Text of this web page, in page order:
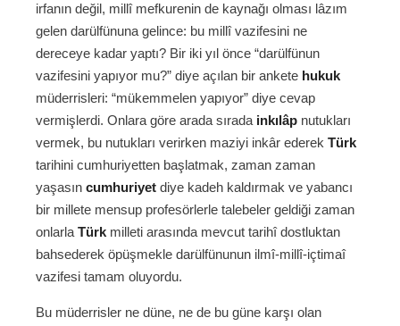
irfanın değil, millî mefkurenin de kaynağı olması lâzım
gelen darülfünuna gelince: bu millî vazifesini ne
dereceye kadar yaptı? Bir iki yıl önce “darülfünun
vazifesini yapıyor mu?” diye açılan bir ankete hukuk
müderrisleri: “mükemmelen yapıyor” diye cevap
vermişlerdi. Onlara göre arada sırada inkılâp nutukları
vermek, bu nutukları verirken maziyi inkâr ederek Türk
tarihini cumhuriyetten başlatmak, zaman zaman
yaşasın cumhuriyet diye kadeh kaldırmak ve yabancı
bir millete mensup profesörlerle talebeler geldiği zaman
onlarla Türk milleti arasında mevcut tarihî dostluktan
bahsederek öpüşmekle darülfünunun ilmî-millî-içtimaî
vazifesi tamam oluyordu.
Bu müderrisler ne düne, ne de bu güne karşı olan